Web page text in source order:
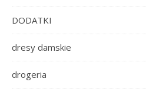
DODATKI
dresy damskie
drogeria